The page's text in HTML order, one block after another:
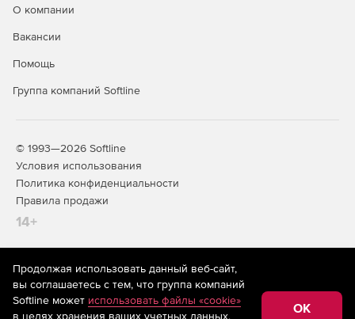
О компании
Вакансии
Помощь
Группа компаний Softline
© 1993—2026 Softline
Условия использования
Политика конфиденциальности
Правила продажи
14+
На информационном ресурсе store.softline.ru применяются
рекомендательные технологии(информационные технологии
предоставления информации на основе сбора,
систематизации и анализа сведений, относящихся к
Продолжая использовать данный веб-сайт,
вы соглашаетесь с тем, что группа компаний
Softline может использовать файлы «cookie»
в целях хранения ваших учетных данных,
OK